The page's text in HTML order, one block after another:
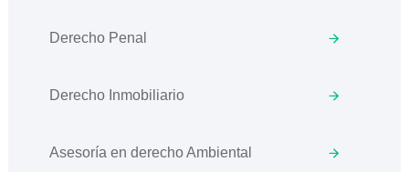
Derecho Penal
Derecho Inmobiliario
Asesoría en derecho Ambiental